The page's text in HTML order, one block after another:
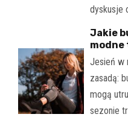
dyskusje
Jakie
modne
Jesień w
zasadą:
mogą
sezonie